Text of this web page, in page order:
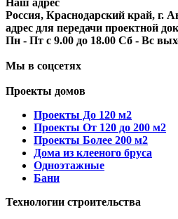
Наш адрес
Россия, Краснодарский край, г.
адрес для передачи проектной
Пн - Пт с 9.00 до 18.00 Сб - Вс
Мы в соцсетях
Проекты домов
Проекты До 120 м2
Проекты От 120 до 200 м2
Проекты Более 200 м2
Дома из клееного бруса
Одноэтажные
Бани
Технологии строительства